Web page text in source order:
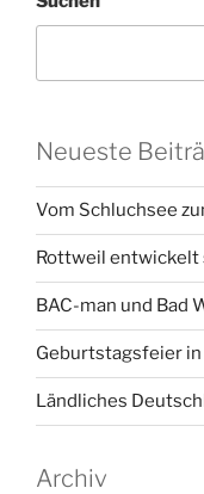
Neueste
Vom Schluchsee
Rottweil entwickelt
BAC-man und Bad
Geburtstagsfeier in
Ländliches
Archiv